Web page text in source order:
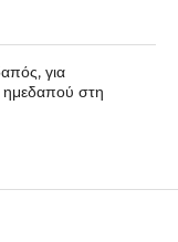
για
στη